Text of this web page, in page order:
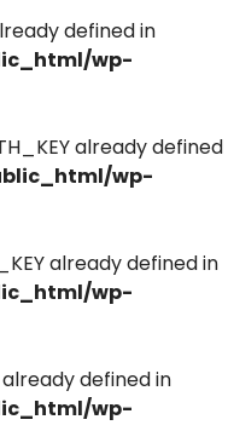
defined in
wp-
already defined
wp-
already defined in
wp-
already defined in
wp-